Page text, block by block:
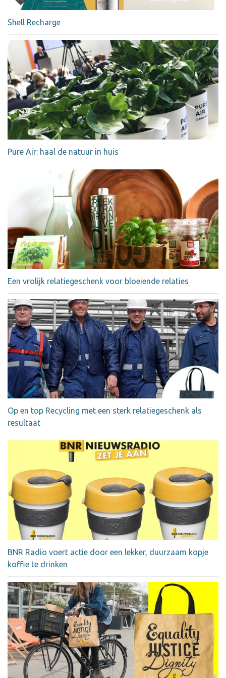
Shell Recharge
Pure Air: haal de natuur in huis
Een vrolijk relatiegeschenk voor bloeiende relaties
Op en top Recycling met een sterk relatiegeschenk als
resultaat
BNR Radio voert actie door een lekker, duurzaam kopje
koffie te drinken